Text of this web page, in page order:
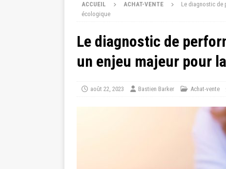
ACCUEIL ACHAT-VENTE
Le diagnostic de
écologique
Le diagnostic de
un enjeu majeur pour
août 22, 2023 Bastien Barker Achat-vente